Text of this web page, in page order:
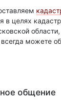
в целях
можете
общение